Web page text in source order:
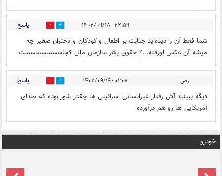
۲۲:۵۹ - ۱۴۰۲/۰۹/۱۸ 0 پاسخ
شما فقط آن را دیده‌اید جنایت بر اطفال و کودکان و دختران صغیر چه
میشه آن عکس لورفته...؟ حقوق بشر سازمان ملل کجاسسسسسسست
رض ۰۱:۰۷ - ۱۴۰۲/۰۹/۱۹ 1 پاسخ
دیگه ببینید آش رفتار غیرانسانی اسرائیلی ها چقدر شور بوده که صدای
آمریکایی ها رو هم درآورده
خودرو